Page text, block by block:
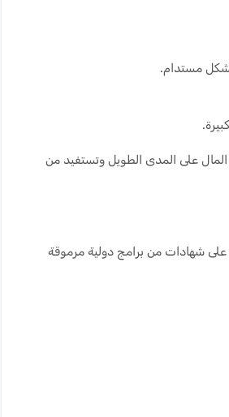
بشكل مستدام.
المال على المدى الطويل وتستفيد من
على شهادات من برامج دولية مرموقة